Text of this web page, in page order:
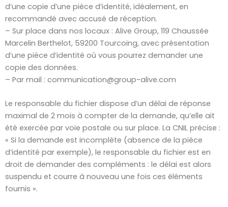
d’une copie d’une pièce d’identité, idéalement, en
recommandé avec accusé de réception.
– Sur place dans nos locaux : Alive Group, 119 Chaussée
Marcelin Berthelot, 59200 Tourcoing, avec présentation
d’une pièce d’identité où vous pourrez demander une
copie des données.
– Par mail : communication@group-alive.com
Le responsable du fichier dispose d’un délai de réponse
maximal de 2 mois à compter de la demande, qu’elle ait
été exercée par voie postale ou sur place. La CNIL précise :
« Si la demande est incomplète (absence de la pièce
d’identité par exemple), le responsable du fichier est en
droit de demander des compléments : le délai est alors
suspendu et courre à nouveau une fois ces éléments
fournis ».